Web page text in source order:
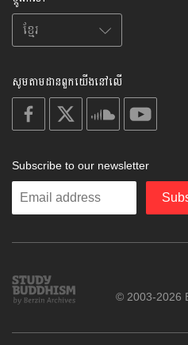
សូមតាមដានពួកយើងនៅលើ
on
facebook
on on
soundcloud
on
Subscribe to our newsletter
Enter
Study
Buddhism
© 2003-2026